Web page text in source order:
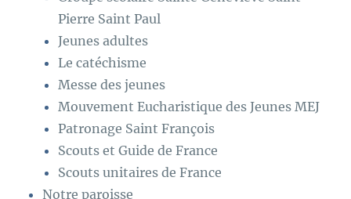
Pierre Saint Paul
Jeunes adultes
Le catéchisme
Messe des jeunes
Mouvement Eucharistique des Jeunes MEJ
Patronage Saint François
Scouts et Guide de France
Scouts unitaires de France
Notre paroisse